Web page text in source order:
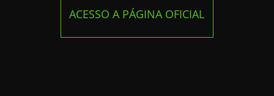
ACESSO A PÁGINA OFICIAL